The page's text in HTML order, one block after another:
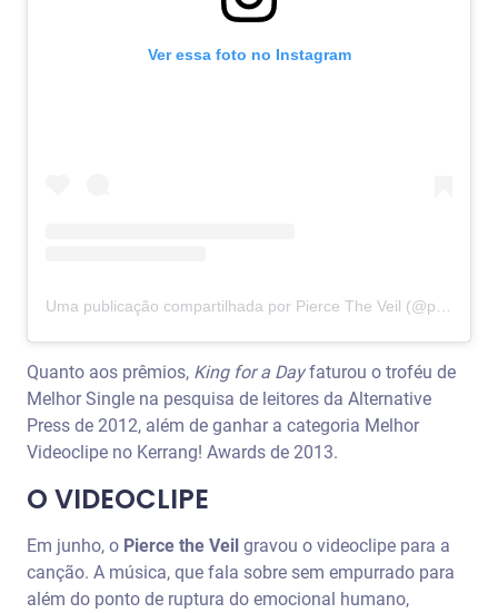
Ver essa foto no Instagram
Quanto aos prêmios, King for a Dayfaturou o troféu de
Melhor Single na pesquisa de leitores da Alternative
Press de 2012, além de ganhar a categoria Melhor
Videoclipe no Kerrang! Awards de 2013.
O VIDEOCLIPE
Em junho, o Pierce the Veil gravou o videoclipe para a
canção. A música, que fala sobre sem empurrado para
além do ponto de ruptura do emocional humano,